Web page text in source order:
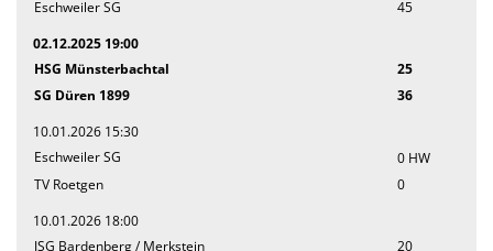
Eschweiler SG
45
02.12.2025 19:00
HSG Münsterbachtal
25
SG Düren 1899
36
10.01.2026 15:30
Eschweiler SG
0 HW
TV Roetgen
0
10.01.2026 18:00
JSG Bardenberg / Merkstein
20